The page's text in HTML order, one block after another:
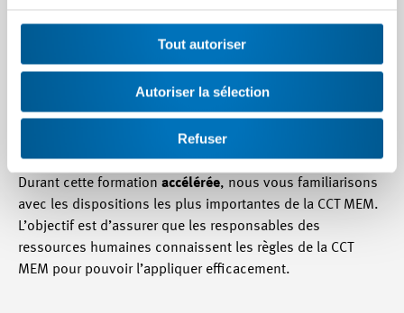
Tout autoriser
Autoriser la sélection
Refuser
Votre entreprise applique, parallèlement au code des
obligations, la CCT MEM. Pour la Direction et les
responsables RH non familiarisés avec une CCT, il peut être
difficile au début d’en comprendre les particularités et de
ne pas passer à côté de procédures essentielles.
Durant cette formation accélérée, nous vous familiarisons
avec les dispositions les plus importantes de la CCT MEM.
L’objectif est d’assurer que les responsables des
ressources humaines connaissent les règles de la CCT
MEM pour pouvoir l’appliquer efficacement.